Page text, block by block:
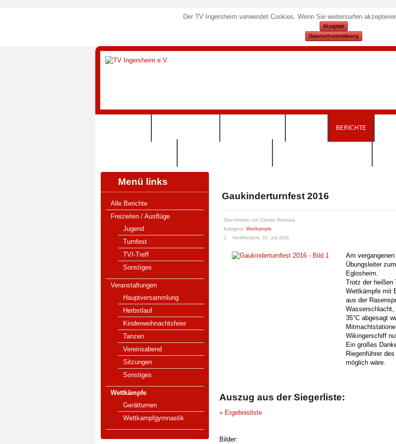
Der TV Ingersheim verwendet Cookies. Wenn Sie weitersurfen
Akzeptiert
Datenschutzerklärung
BERICHTE
Menü links
Alle Berichte
Freizeiten / Ausflüge
Jugend
Turnfest
TVI-Treff
Sonstiges
Veranstaltungen
Hauptversammlung
Herbstlauf
Kinderweihnachtsfeier
Tanzen
Vereinsabend
Sitzungen
Sonstiges
Wettkämpfe
Gerätturnen
Wettkampfgymnastik
Gaukinderturnfest 2016
Geschrieben von Claudia Neuhaus
Kategorie: Wettkämpfe
Veröffentlicht: 10. Juli 2016
Am
Übungsleiter
Eglosheim.
Trotz der heißen
Wettkämpfe mit
aus der
Wasserschlacht,
35°C abgesagt
Wikingerschiff
Ein großes
Riegenführer
möglich wäre.
Auszug aus der Siegerliste:
» Ergebnisliste
Bilder: